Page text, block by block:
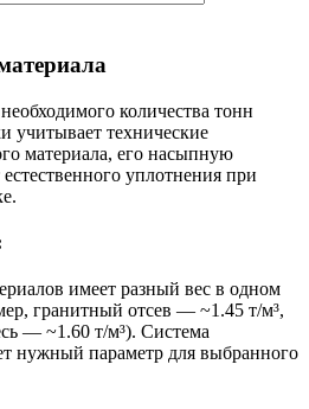
количества тонн
учитывает технические
материала, его насыпную
уплотнения при
имеет разный вес в одном
гранитный отсев — ~1.45 т/м³,
— ~1.60 т/м³). Система
нужный параметр для выбранного